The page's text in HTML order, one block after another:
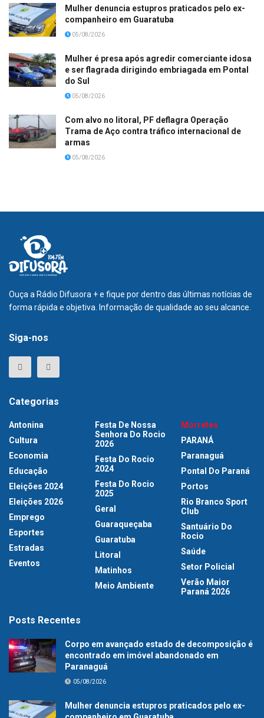
Mulher denuncia estupros praticados pelo ex-
companheiro em Guaratuba
05/08/2026
Mulher é presa após agredir comerciante idosa
e ser flagrada dirigindo embriagada em Pontal
do Sul
05/08/2026
Com alvo no litoral, PF deflagra Operação
Trama de Aço contra tráfico internacional de
armas
05/08/2026
Ouça a Rádio Difusora + e fique por dentro das últimas notícias de
forma rápida e objetiva. Informação de qualidade ao seu alcance.
Siga-nos
Categorias
Antonina
Cultura
Economia
Educação
Eleições 2024
Eleições 2026
Emprego
Esportes
Estradas
Eventos
Festa De Nossa
Senhora Do Rocio
2026
Festa Do Rocio
2024
Festa Do Rocio
2025
Geral
Guaraqueçaba
Guaratuba
Litoral
Matinhos
Meio Ambiente
Morretes
PARANÁ
Paranaguá
Pontal Do Paraná
Portos
Rio Branco Sport
Club
Santuário Do
Rocio
Saúde
Setor Policial
Verão Maior
Paraná 2026
Posts Recentes
Corpo em avançado estado de decomposição é
encontrado em imóvel abandonado em
Paranaguá
05/08/2026
Mulher denuncia estupros praticados pelo ex-